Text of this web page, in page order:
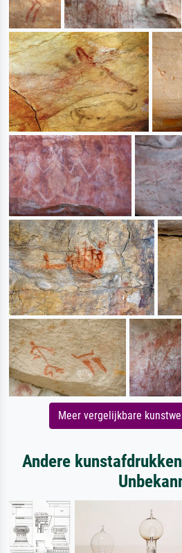
Meer vergelijkbare
Andere